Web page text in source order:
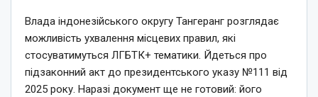
Влада індонезійського округу Тангеранг розглядає
можливість ухвалення місцевих правил, які
стосуватимуться ЛГБТК+ тематики. Йдеться про
підзаконний акт до президентського указу №111 від
2025 року. Наразі документ ще не готовий: його